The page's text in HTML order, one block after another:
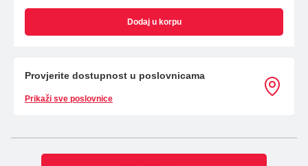
Dodaj u korpu
Provjerite dostupnost u poslovnicama
Prikaži sve poslovnice